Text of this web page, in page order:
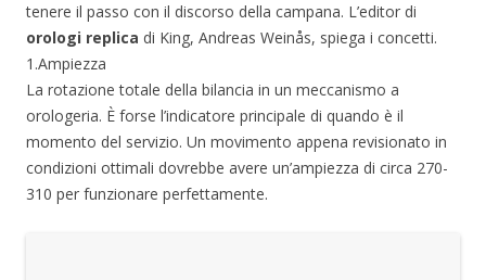
tenere il passo con il discorso della campana. L’editor di
orologi replica di King, Andreas Weinås, spiega i concetti.
1.Ampiezza
La rotazione totale della bilancia in un meccanismo a
orologeria. È forse l’indicatore principale di quando è il
momento del servizio. Un movimento appena revisionato in
condizioni ottimali dovrebbe avere un’ampiezza di circa 270-
310 per funzionare perfettamente.